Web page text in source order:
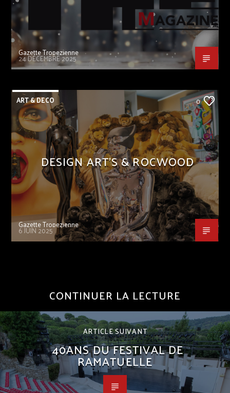
Gazette Tropezienne
24 DÉCEMBRE 2025
ART & DECO 0
DESIGN ART’S & ROCWOOD
Gazette Tropezienne
6 JUIN 2025
CONTINUER LA LECTURE
ARTICLE SUIVANT
40ANS DU FESTIVAL DE
RAMATUELLE